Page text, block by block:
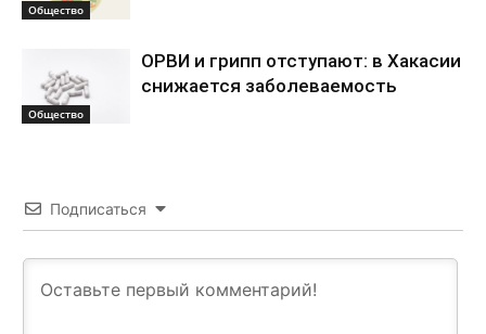
Общество
Общество
ОРВИ и грипп отступают: в Хакасии
снижается заболеваемость
Подписаться